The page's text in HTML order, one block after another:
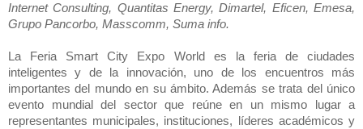
Internet Consulting, Quantitas Energy, Dimartel, Eficen, Emesa,
Grupo Pancorbo, Masscomm, Suma info.
La Feria Smart City Expo World es la feria de ciudades
inteligentes y de la innovación, uno de los encuentros más
importantes del mundo en su ámbito. Además se trata del único
evento mundial del sector que reúne en un mismo lugar a
representantes municipales, instituciones, líderes académicos y